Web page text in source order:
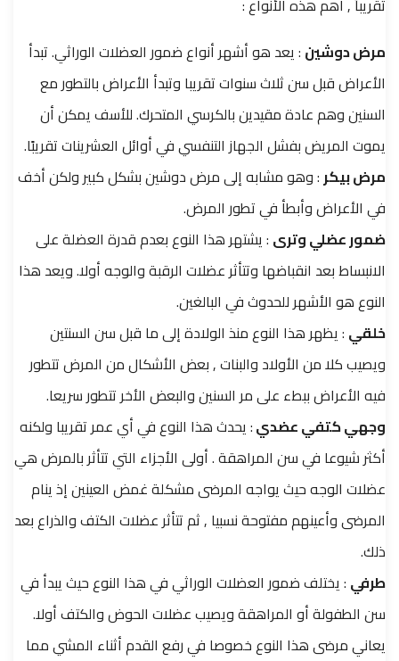
مرض دوشين : يعد هو أشهر أنواع ضمور العضلات الوراثي. تبدأ
الأعراض قبل سن ثلاث سنوات تقريبا وتبدأ الأعراض بالتطور مع
السنين وهم عادة مقيدين بالكرسي المتحرك. للأسف يمكن أن
يموت المريض بفشل الجهاز التنفسي في أوائل العشرينات تقريبًا.
مرض بيكر : وهو مشابه إلى مرض دوشين بشكل كبير ولكن أخف
في الأعراض وأبطأ في تطور المرض.
ضمور عضلي وترى : يشتهر هذا النوع بعدم قدرة العضلة على
الانبساط بعد انقباضها وتتأثر عضلات الرقبة والوجه أولا. ويعد هذا
النوع هو الأشهر للحدوث في البالغين.
خلقي : يظهر هذا النوع منذ الولادة إلى ما قبل سن السنتين
ويصيب كلا من الأولاد والبنات , بعض الأشكال من المرض تتطور
فيه الأعراض ببطء على مر السنين والبعض الأخر تتطور سريعا.
وجهي كتفي عضدي: يحدث هذا النوع في أي عمر تقريبا ولكنه
أكثر شيوعا في سن المراهقة . أولى الأجزاء التي تتأثر بالمرض هي
عضلات الوجه حيث يواجه المرضى مشكلة غمض العينين إذ ينام
المرضى وأعينهم مفتوحة نسبيا , ثم تتأثر عضلات الكتف والذراع بعد
ذلك.
طرفي : يختلف ضمور العضلات الوراثي في هذا النوع حيث يبدأ في
سن الطفولة أو المراهقة ويصيب عضلات الحوض والكتف أولا.
يعاني مرضى هذا النوع خصوصا في رفع القدم أثناء المشي مما